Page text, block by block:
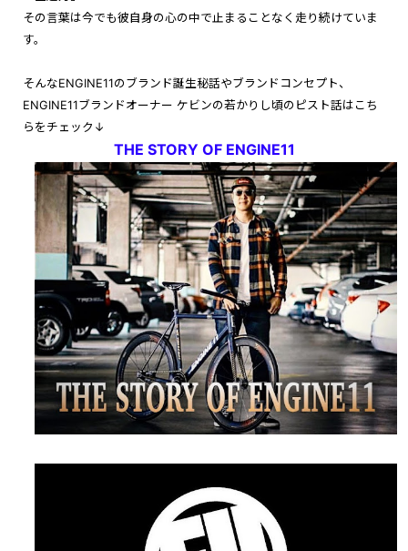
その言葉は今でも彼自身の心の中で止まることなく 走り続けていま
す。
そんなENGINE11のブランド誕生秘話やブランドコンセプト、
ENGINE11ブランドオーナー ケビンの若かりし頃のピスト話はこち
らをチェック↓
THE STORY OF ENGINE11